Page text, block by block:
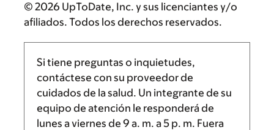
© 2026 UpToDate, Inc. y sus licenciantes y/o
afiliados. Todos los derechos reservados.
Si tiene preguntas o inquietudes,
contáctese con su proveedor de
cuidados de la salud. Un integrante de su
equipo de atención le responderá de
lunes a viernes de 9 a. m. a5 p. m. Fuera